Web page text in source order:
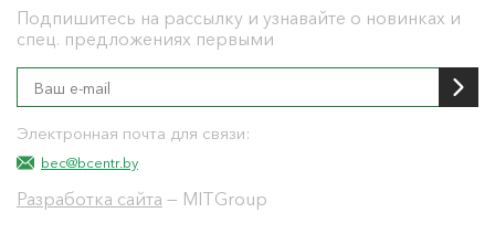
Подпишитесь на рассылку и узнавайте о новинках и
спец. предложениях первыми
Электронная почта для связи:
bec@bcentr.by
Разработка сайта — MITGroup